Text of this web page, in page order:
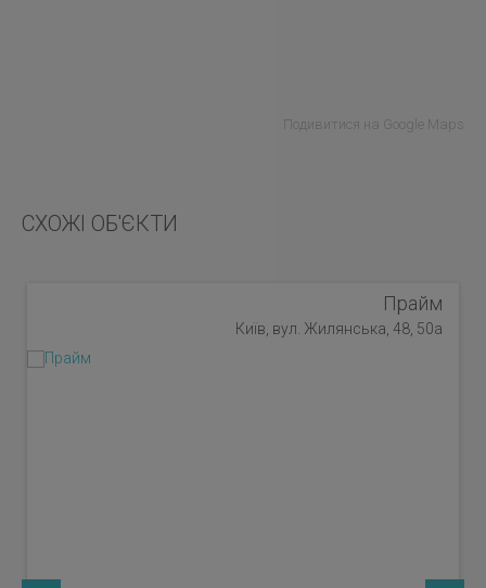
Подивитися на Google Maps
СХОЖІ ОБ'ЄКТИ
Прайм
Київ, вул. Жилянська, 48, 50а